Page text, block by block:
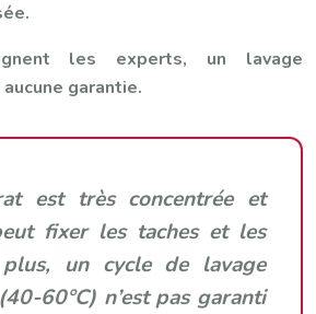
les experts, un lavage
garantie.
est très concentrée et
fixer les taches et les
un cycle de lavage
60°C) n’est pas garanti